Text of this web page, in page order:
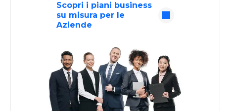
Scopri i piani business
su misura per le
Aziende